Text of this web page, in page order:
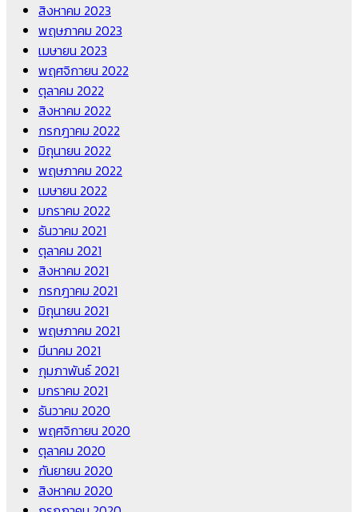
สิงหาคม 2023
พฤษภาคม 2023
เมษายน 2023
พฤศจิกายน 2022
ตุลาคม 2022
สิงหาคม 2022
กรกฎาคม 2022
มิถุนายน 2022
พฤษภาคม 2022
เมษายน 2022
มกราคม 2022
ธันวาคม 2021
ตุลาคม 2021
สิงหาคม 2021
กรกฎาคม 2021
มิถุนายน 2021
พฤษภาคม 2021
มีนาคม 2021
กุมภาพันธ์ 2021
มกราคม 2021
ธันวาคม 2020
พฤศจิกายน 2020
ตุลาคม 2020
กันยายน 2020
สิงหาคม 2020